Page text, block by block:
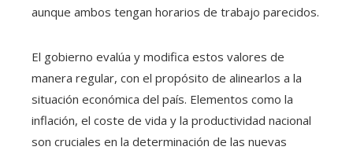
aunque ambos tengan horarios de trabajo parecidos.
El gobierno evalúa y modifica estos valores de
manera regular, con el propósito de alinearlos a la
situación económica del país. Elementos como la
inflación, el coste de vida y la productividad nacional
son cruciales en la determinación de las nuevas